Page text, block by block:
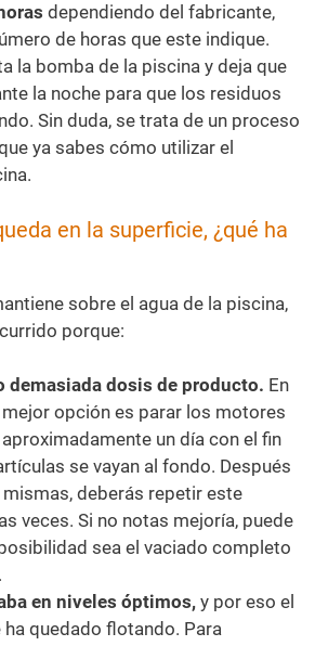
dependiendo del fabricante,
de horas que este indique.
la bomba de la piscina y deja que
la noche para que los residuos
Sin duda, se trata de un proceso
ya sabes cómo utilizar el
en la superficie, ¿qué ha
sobre el agua de la piscina,
porque:
demasiada dosis de producto. En
opción es parar los motores
un día con el fin
se vayan al fondo. Después
deberás repetir este
veces. Si no notas mejoría, puede
sea el vaciado completo
en niveles óptimos, y por eso el
quedado flotando. Para